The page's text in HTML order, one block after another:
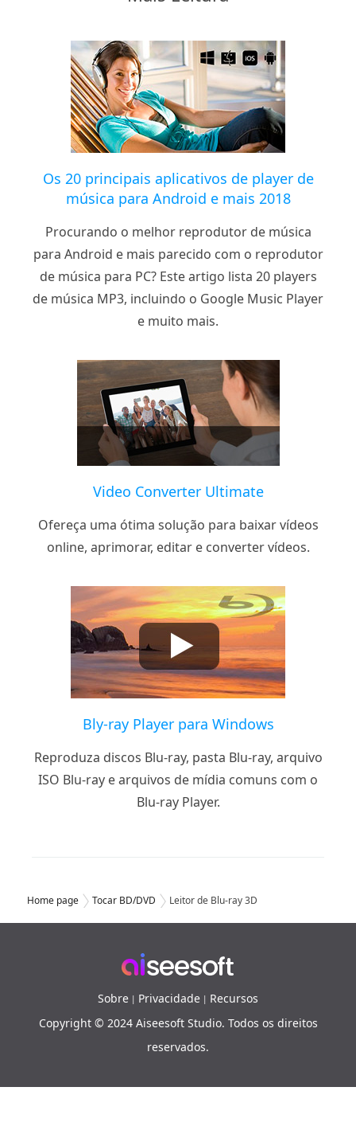
Os 20 principais aplicativos de player de
música para Android e mais 2018
Procurando o melhor reprodutor de música
para Android e mais parecido com o reprodutor
de música para PC? Este artigo lista 20 players
de música MP3, incluindo o Google Music Player
e muito mais.
Video Converter Ultimate
Ofereça uma ótima solução para baixar vídeos
online, aprimorar, editar e converter vídeos.
Bly-ray Player para Windows
Reproduza discos Blu-ray, pasta Blu-ray, arquivo
ISO Blu-ray e arquivos de mídia comuns com o
Blu-ray Player.
Home page Tocar BD/DVD Leitor de Blu-ray 3D
Sobre | Privacidade | Recursos
Copyright © 2024 Aiseesoft Studio. Todos os direitos
reservados.